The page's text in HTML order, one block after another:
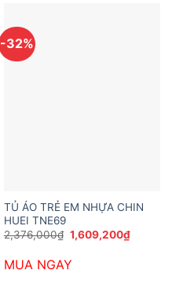
-32%
TỦ ÁO TRẺ EM NHỰA CHIN
HUEI TNE69
2,376,000₫ Giá
gốc
2,376,000₫.
1,609,200₫Giá
hiện
MUA NGAY